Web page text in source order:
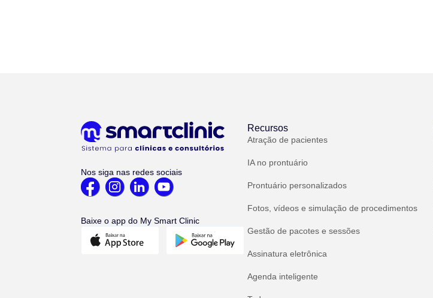
Nos siga nas redes sociais
Baixe o app do My Smart Clinic
Recursos
Atração de pacientes
IA no prontuário
Prontuário personalizados
Fotos, vídeos e simulação de procedimentos
Gestão de pacotes e sessões
Assinatura eletrônica
Agenda inteligente